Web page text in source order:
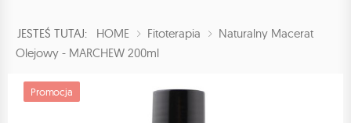
JESTEŚ TUTAJ: HOME Fitoterapia
Naturalny Macerat
Olejowy - MARCHEW 200ml
Promocja